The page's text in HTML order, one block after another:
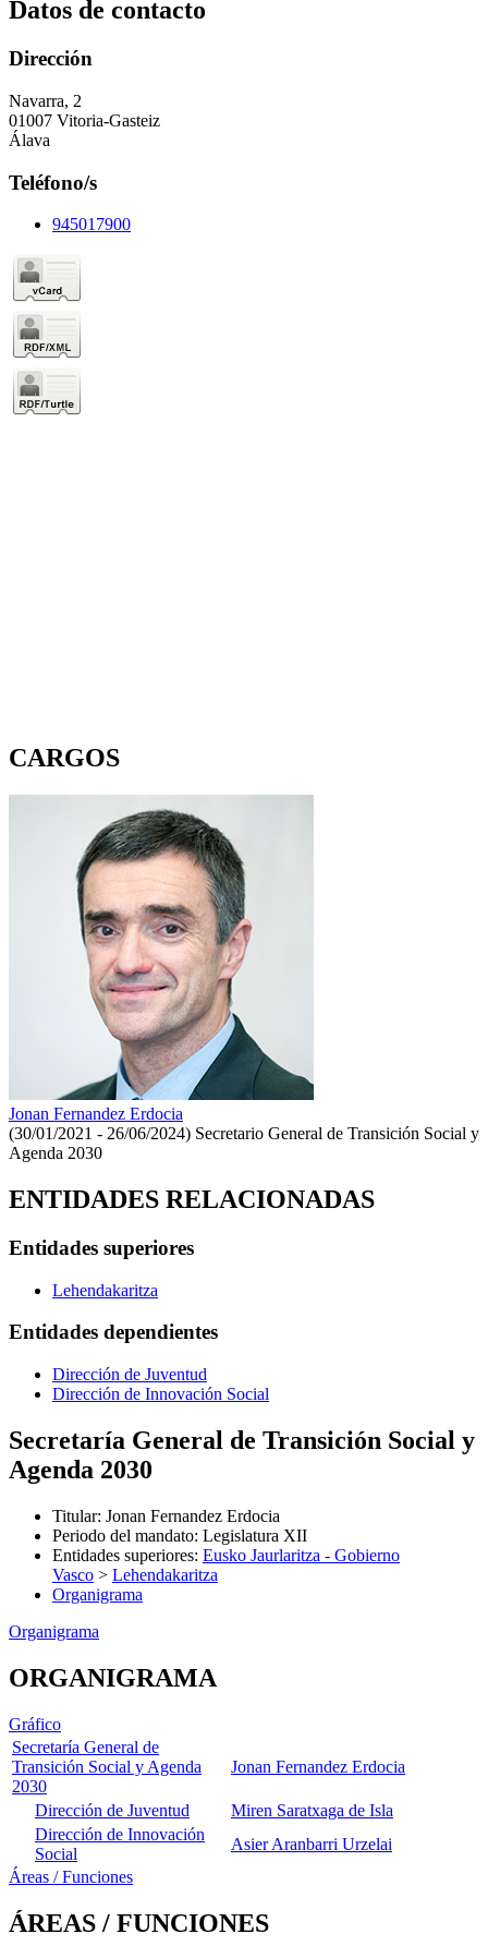
Datos de contacto
Dirección
Navarra, 2
01007 Vitoria-Gasteiz
Álava
Teléfono/s
945017900
CARGOS
Jonan Fernandez Erdocia
(30/01/2021 - 26/06/2024) Secretario General de Transición Social y
Agenda 2030
ENTIDADES RELACIONADAS
Entidades superiores
Lehendakaritza
Entidades dependientes
Dirección de Juventud
Dirección de Innovación Social
Secretaría General de Transición Social y
Agenda 2030
Titular: Jonan Fernandez Erdocia
Periodo del mandato: Legislatura XII
Entidades superiores: Eusko Jaurlaritza - Gobierno
Vasco > Lehendakaritza
Organigrama
Organigrama
ORGANIGRAMA
Gráfico
Secretaría General de
Transición Social y Agenda
2030
Jonan Fernandez Erdocia
Dirección de Juventud
Miren Saratxaga de Isla
Dirección de Innovación
Social
Asier Aranbarri Urzelai
Áreas / Funciones
ÁREAS / FUNCIONES